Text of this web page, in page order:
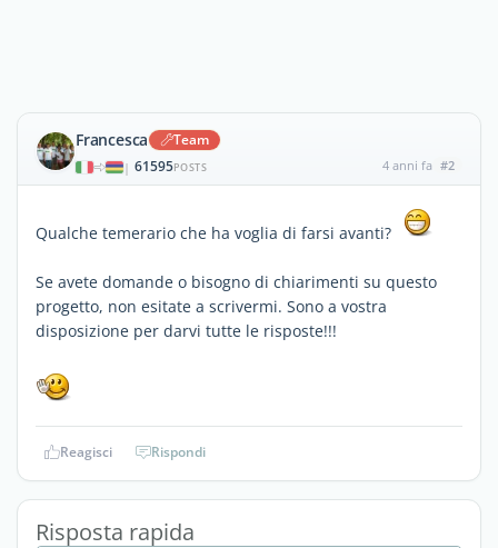
Francesca Team
| 61595POSTS 4 anni fa #2
Qualche temerario che ha voglia di farsi avanti?
Se avete domande o bisogno di chiarimenti su questo
progetto, non esitate a scrivermi. Sono a vostra
disposizione per darvi tutte le risposte!!!
Reagisci Rispondi
Risposta rapida